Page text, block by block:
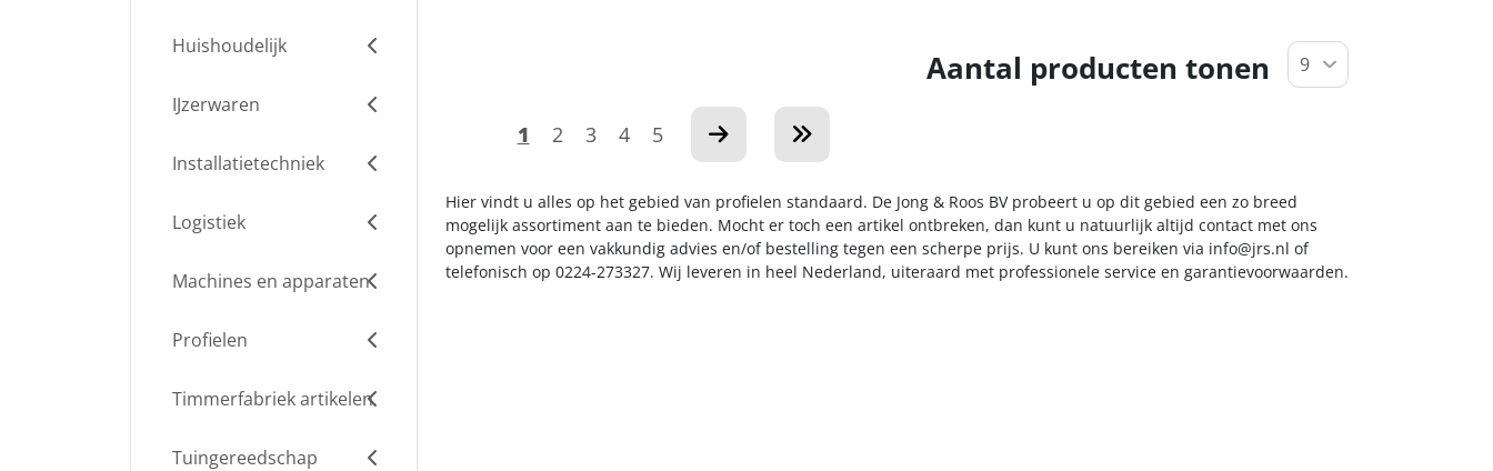
Huishoudelijk
IJzerwaren
Installatietechniek
Logistiek
Machines en apparaten
Profielen
Timmerfabriek artikelen
Tuingereedschap
1 2 3 4 5
Aantal producten tonen
Hier vindt u alles op het gebied van profielen standaard. De Jong & Roos BV probeert u op dit gebied een zo breed
mogelijk assortiment aan te bieden. Mocht er toch een artikel ontbreken, dan kunt u natuurlijk altijd contact met ons
opnemen voor een vakkundig advies en/of bestelling tegen een scherpe prijs. U kunt ons bereiken via info@jrs.nl of
telefonisch op 0224-273327. Wij leveren in heel Nederland, uiteraard met professionele service en garantievoorwaarden.